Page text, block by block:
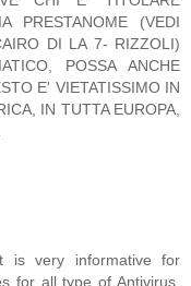
PRESTANOME (VEDI
DI LA 7- RIZZOLI)
POSSA ANCHE
E' VIETATISSIMO IN
IN TUTTA EUROPA,
is very informative for
for all type of Antivirus,